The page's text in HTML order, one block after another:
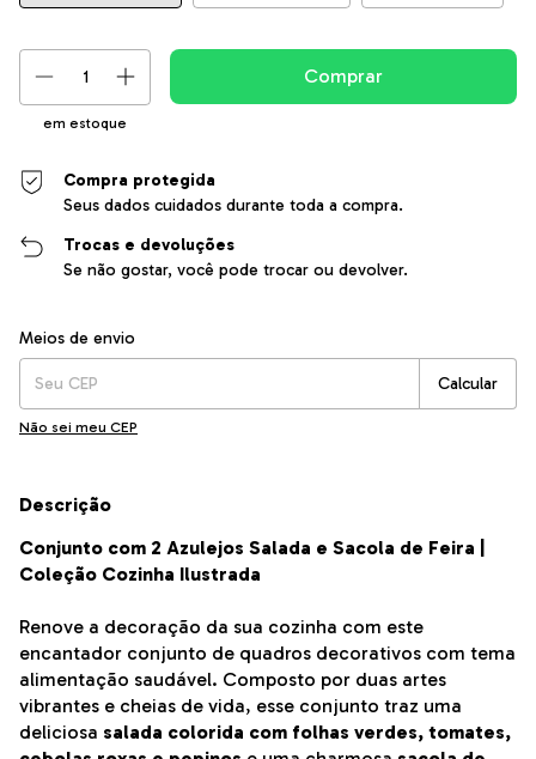
em estoque
Compra protegida
Seus dados cuidados durante toda a compra.
Trocas e devoluções
Se não gostar, você pode trocar ou devolver.
Entregas para o CEP:
Meios de envio
Calcular
Não sei meu CEP
Descrição
Conjunto com 2 Azulejos Salada e Sacola de Feira |
Coleção Cozinha Ilustrada
Renove a decoração da sua cozinha com este
encantador conjunto de quadros decorativos com tema
alimentação saudável. Composto por duas artes
vibrantes e cheias de vida, esse conjunto traz uma
deliciosa salada colorida com folhas verdes, tomates,